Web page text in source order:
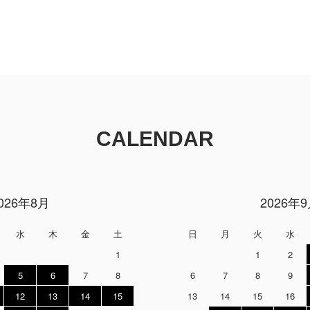
CALENDAR
年8月
水 木 金
土
1
5 6 7
8
12 13 14
15
2026年9
日 月 火 水
1
2
6
7 8 9
13
14 15 16